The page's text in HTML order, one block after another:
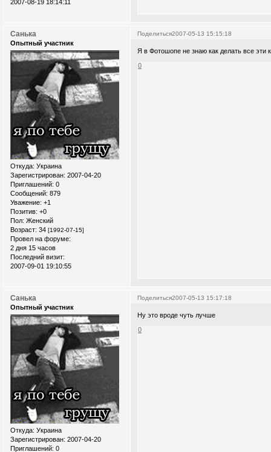
2007-08-19 18:14:11
Поделиться2007-05-13 15:15:18
Санька
Опытный участник
Откуда: Украина
Зарегистрирован: 2007-04-20
Приглашений: 0
Сообщений: 879
Уважение: +1
Позитив: +0
Пол: Женский
Возраст: 34 [1992-07-15]
Провел на форуме:
2 дня 15 часов
Последний визит:
2007-09-01 19:10:55
Я в Фотошопе не знаю как делать все эти
0
Поделиться2007-05-13 15:17:18
Санька
Опытный участник
Откуда: Украина
Зарегистрирован: 2007-04-20
Приглашений: 0
Ну это вроде чуть лучше
0